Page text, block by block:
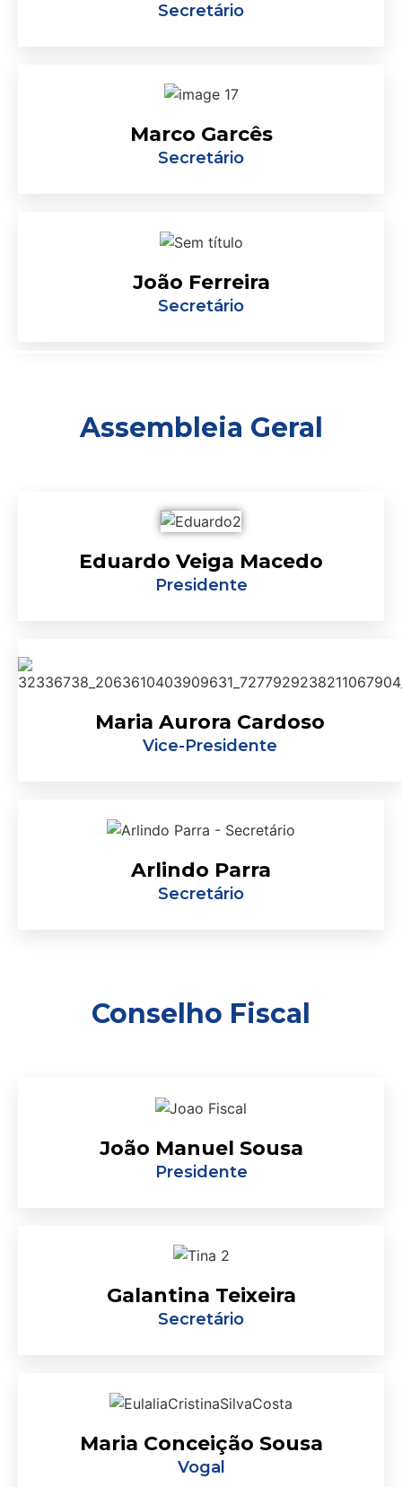
Secretário
Marco Garcês
Secretário
João Ferreira
Secretário
Assembleia Geral
Eduardo Veiga Macedo
Presidente
Maria Aurora Cardoso
Vice-Presidente
Arlindo Parra
Secretário
Conselho Fiscal
João Manuel Sousa
Presidente
Galantina Teixeira
Secretário
Maria Conceição Sousa
Vogal